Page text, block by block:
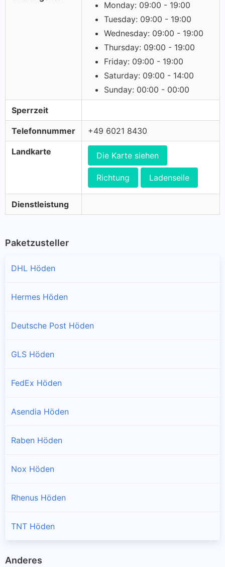
Monday: 09:00 - 19:00
Tuesday: 09:00 - 19:00
Wednesday: 09:00 - 19:00
Thursday: 09:00 - 19:00
Friday: 09:00 - 19:00
Saturday: 09:00 - 14:00
Sunday: 00:00 - 00:00
Sperrzeit
Telefonnummer +49 6021 8430
Landkarte Die Karte siehen
Richtung Ladenseile
Dienstleistung
Paketzusteller
DHL Höden
Hermes Höden
Deutsche Post Höden
GLS Höden
FedEx Höden
Asendia Höden
Raben Höden
Nox Höden
Rhenus Höden
TNT Höden
Anderes